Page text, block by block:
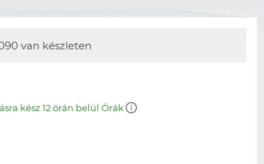
van készleten
kész 12 órán belül Órák